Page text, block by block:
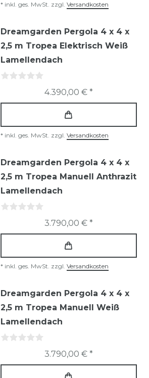
* inkl. ges. MwSt. zzgl. Versandkosten
Dreamgarden Pergola 4 x 4 x
2,5 m Tropea Elektrisch Weiß
Lamellendach
4.390,00 € *
* inkl. ges. MwSt. zzgl. Versandkosten
Dreamgarden Pergola 4 x 4 x
2,5 m Tropea Manuell Anthrazit
Lamellendach
3.790,00 € *
* inkl. ges. MwSt. zzgl. Versandkosten
Dreamgarden Pergola 4 x 4 x
2,5 m Tropea Manuell Weiß
Lamellendach
3.790,00 € *